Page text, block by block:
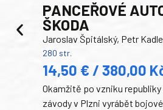
PANCEŘOVÉ
ŠKODA
Jaroslav Špitálský, Petr
280 str.
14,50 € / 380,00
Okamžitě po vzniku
závody v Plzni vyrábět